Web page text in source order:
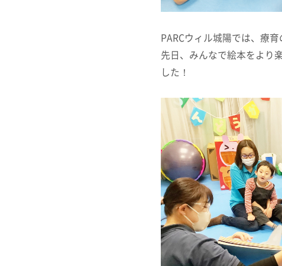
PARCウィル城陽では、療
先日、みんなで絵本をより
した！